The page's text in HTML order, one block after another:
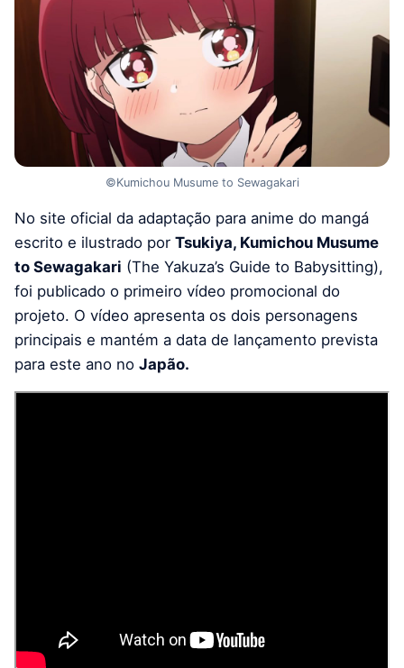
©Kumichou Musume to Sewagakari
No site oficial da adaptação para anime do mangá
escrito e ilustrado por Tsukiya, Kumichou Musume
to Sewagakari (The Yakuza’s Guide to Babysitting),
foi publicado o primeiro vídeo promocional do
projeto. O vídeo apresenta os dois personagens
principais e mantém a data de lançamento prevista
para este ano no Japão.